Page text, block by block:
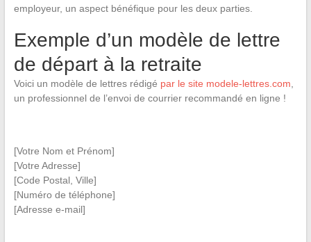
employeur, un aspect bénéfique pour les deux parties.
Exemple d’un modèle de lettre
de départ à la retraite
Voici un modèle de lettres rédigé par le site modele-lettres.com
un professionnel de l’envoi de courrier recommandé en ligne !
[Votre Nom et Prénom]
[Votre Adresse]
[Code Postal, Ville]
[Numéro de téléphone]
[Adresse e-mail]